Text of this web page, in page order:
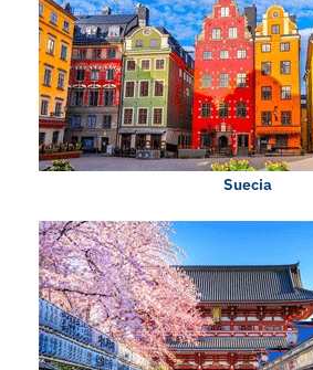
Suecia